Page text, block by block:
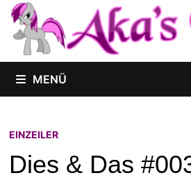
Zum
Inhalt
springen
MENÜ
EINZEILER
Dies & Das